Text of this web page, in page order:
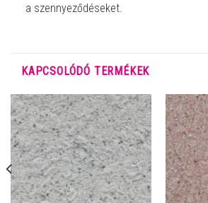
a szennyeződéseket.
KAPCSOLÓDÓ TERMÉKEK